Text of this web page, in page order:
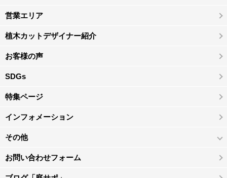
営業エリア
植木カットデザイナー紹介
お客様の声
SDGs
特集ページ
インフォメーション
その他
お問い合わせフォーム